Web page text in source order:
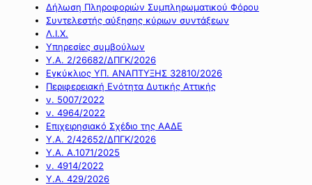
Δήλωση Πληροφοριών Συμπληρωματικού Φόρου
Συντελεστής αύξησης κύριων συντάξεων
Λ.Ι.Χ.
Υπηρεσίες συμβούλων
Υ.Α. 2/26682/ΔΠΓΚ/2026
Εγκύκλιος ΥΠ. ΑΝΑΠΤΥΞΗΣ 32810/2026
Περιφερειακή Ενότητα Δυτικής Αττικής
ν. 5007/2022
ν. 4964/2022
Επιχειρησιακό Σχέδιο της ΑΑΔΕ
Υ.Α. 2/42652/ΔΠΓΚ/2026
Υ.Α. Α.1071/2025
ν. 4914/2022
Υ.Α. 429/2026